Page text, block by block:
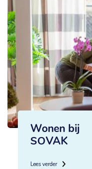
Wonen bij
SOVAK
Lees verder